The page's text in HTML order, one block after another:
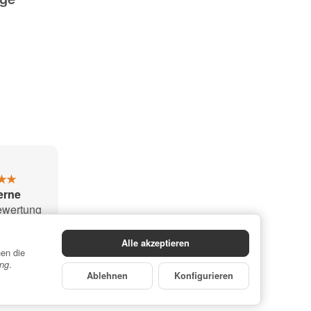
die
.
Alle akzeptieren
Ablehnen Konfigurieren